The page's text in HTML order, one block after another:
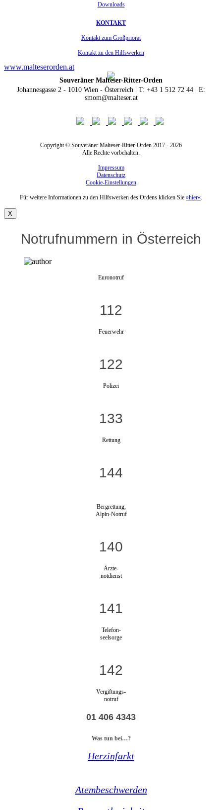
Downloads
KONTAKT
Kontakt zum Großpriorat
Kontakt zu den Hilfswerken
www.malteserorden.at
Souveräner Malteser-Ritter-Orden
Johannesgasse 2 - 1010 Wien - Österreich | T: +43 1 512 72 44 | E:
smom@malteser.at
Copyright © Souveräner Malteser-Ritter-Orden 2017 - 2026
Alle Rechte vorbehalten.
Impressum
Datenschutz
Cookie-Einstellungen
Für weitere Informationen zu den Hilfswerken des Ordens klicken Sie »hier«.
X
Notrufnummern in Österreich
Euronotruf
112
Feuerwehr
122
Polizei
133
Rettung
144
Bergrettung,
Alpin-Notruf
140
Ärzte-
notdienst
141
Telefon-
seelsorge
142
Vergiftungs-
notruf
01 406 4343
Was tun bei…?
Herzinfarkt
Atembeschwerden